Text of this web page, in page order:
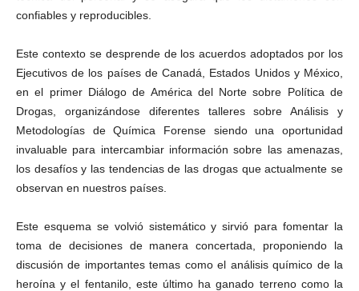
confiables y reproducibles.
Este contexto se desprende de los acuerdos adoptados por los
Ejecutivos de los países de Canadá, Estados Unidos y México,
en el primer Diálogo de América del Norte sobre Política de
Drogas, organizándose diferentes talleres sobre Análisis y
Metodologías de Química Forense siendo una oportunidad
invaluable para intercambiar información sobre las amenazas,
los desafíos y las tendencias de las drogas que actualmente se
observan en nuestros países.
Este esquema se volvió sistemático y sirvió para fomentar la
toma de decisiones de manera concertada, proponiendo la
discusión de importantes temas como el análisis químico de la
heroína y el fentanilo, este último ha ganado terreno como la